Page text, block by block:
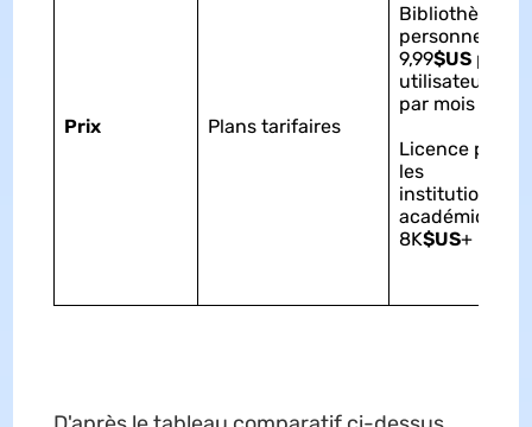
Prix Plans tarifaires
Bibliothèque
personnelle:
9,99$USpar
utilisateur et
par mois
Licence pour
les
institutions
académiques:
8K$US+